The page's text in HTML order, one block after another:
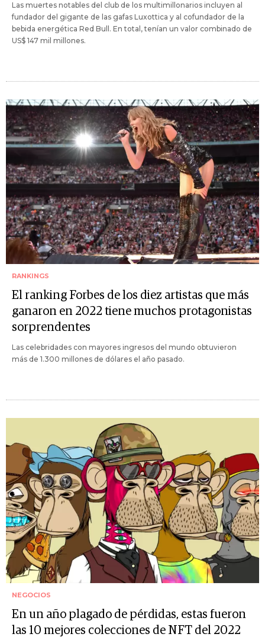
Las muertes notables del club de los multimillonarios incluyen al
fundador del gigante de las gafas Luxottica y al cofundador de la
bebida energética Red Bull. En total, tenían un valor combinado de
US$ 147 mil millones.
RANKINGS
El ranking Forbes de los diez artistas que más
ganaron en 2022 tiene muchos protagonistas
sorprendentes
Las celebridades con mayores ingresos del mundo obtuvieron
más de 1.300 millones de dólares el año pasado.
NEGOCIOS
En un año plagado de pérdidas, estas fueron
las 10 mejores colecciones de NFT del 2022